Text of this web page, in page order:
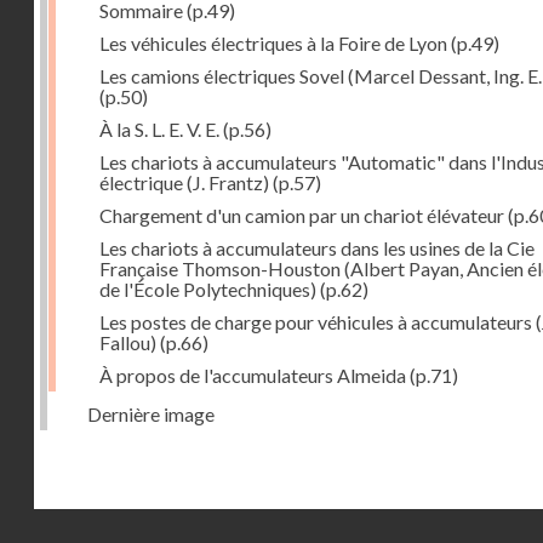
Sommaire(p.49)
Les véhicules électriques à la Foire de Lyon(p.49)
Les camions électriques Sovel (Marcel Dessant, Ing. E.
(p.50)
À la S. L. E. V. E. (p.56)
Les chariots à accumulateurs "Automatic" dans
électrique (J. Frantz) (p.57)
Chargement d'un camion par un chariot élévateur
Les chariots à accumulateurs dans les usines de la Cie
Française Thomson-Houston (Albert Payan, Ancien
de l'École Polytechniques) (p.62)
Les postes de charge pour véhicules à accumulateurs
Fallou) (p.66)
À propos de l'accumulateurs Almeida(p.71)
Dernière image